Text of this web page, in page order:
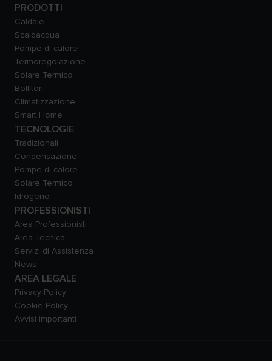
PRODOTTI
Caldaie
Scaldacqua
Pompe di calore
Termoregolazione
Solare Termico
Bollitori
Climatizzazione
Smart Home
TECNOLOGIE
Tradizionali
Condensazione
Pompe di calore
Solare Termico
Idrogeno
PROFESSIONISTI
Area Professionisti
Area Tecnica
Servizi di Assistenza
News
AREA LEGALE
Privacy Policy
Cookie Policy
Avvisi importanti